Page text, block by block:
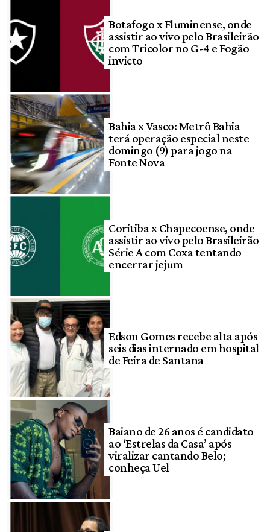
Botafogo x Fluminense, onde
assistir ao vivo pelo Brasileirão
com Tricolor no G-4 e Fogão
invicto
Bahia x Vasco: Metrô Bahia
terá operação especial neste
domingo (9) para jogo na
Fonte Nova
Coritiba x Chapecoense, onde
assistir ao vivo pelo Brasileirão
Série A com Coxa tentando
encerrar jejum
Edson Gomes recebe alta após
seis dias internado em hospital
de Feira de Santana
Baiano de 26 anos é candidato
ao ‘Estrelas da Casa’ após
viralizar cantando Belo;
conheça Uel